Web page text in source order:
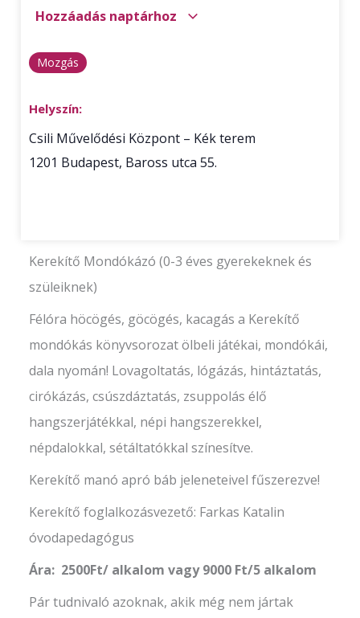
Hozzáadás naptárhoz
Mozgás
Helyszín:
Csili Művelődési Központ – Kék terem
1201 Budapest, Baross utca 55.
Kerekítő Mondókázó (0-3 éves gyerekeknek és
szüleiknek)
Félóra höcögés, göcögés, kacagás a Kerekítő
mondókás könyvsorozat ölbeli játékai, mondókái,
dala nyomán! Lovagoltatás, lógázás, hintáztatás,
cirókázás, csúszdáztatás, zsuppolás élő
hangszerjátékkal, népi hangszerekkel,
népdalokkal, sétáltatókkal színesítve.
Kerekítő manó apró báb jeleneteivel fűszerezve!
Kerekítő foglalkozásvezető: Farkas Katalin
óvodapedagógus
Ára: 2500Ft/ alkalom vagy 9000 Ft/5 alkalom
Pár tudnivaló azoknak, akik még nem jártak